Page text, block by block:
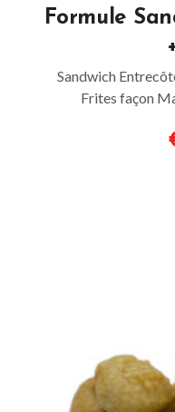
Formule
Sandwich
Frites façon